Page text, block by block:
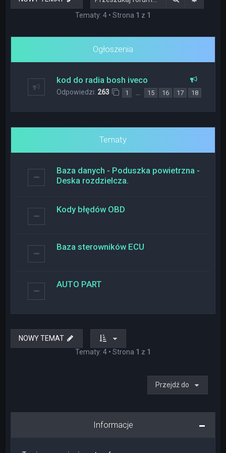
Tematy: 4 • Strona 1 z 1
Ogłoszenia
kod do radia bosh iveco
Odpowiedzi: 263 1 … 15 16 17 18
Tematy
Baza danych - Poduszka powietrzna -
Deska rozdzielcza.
Kody błędów OBD
Baza sterowników ECU
AUTO PART
NOWY TEMAT
Tematy: 4 • Strona 1 z 1
Przejdź do
Informacje